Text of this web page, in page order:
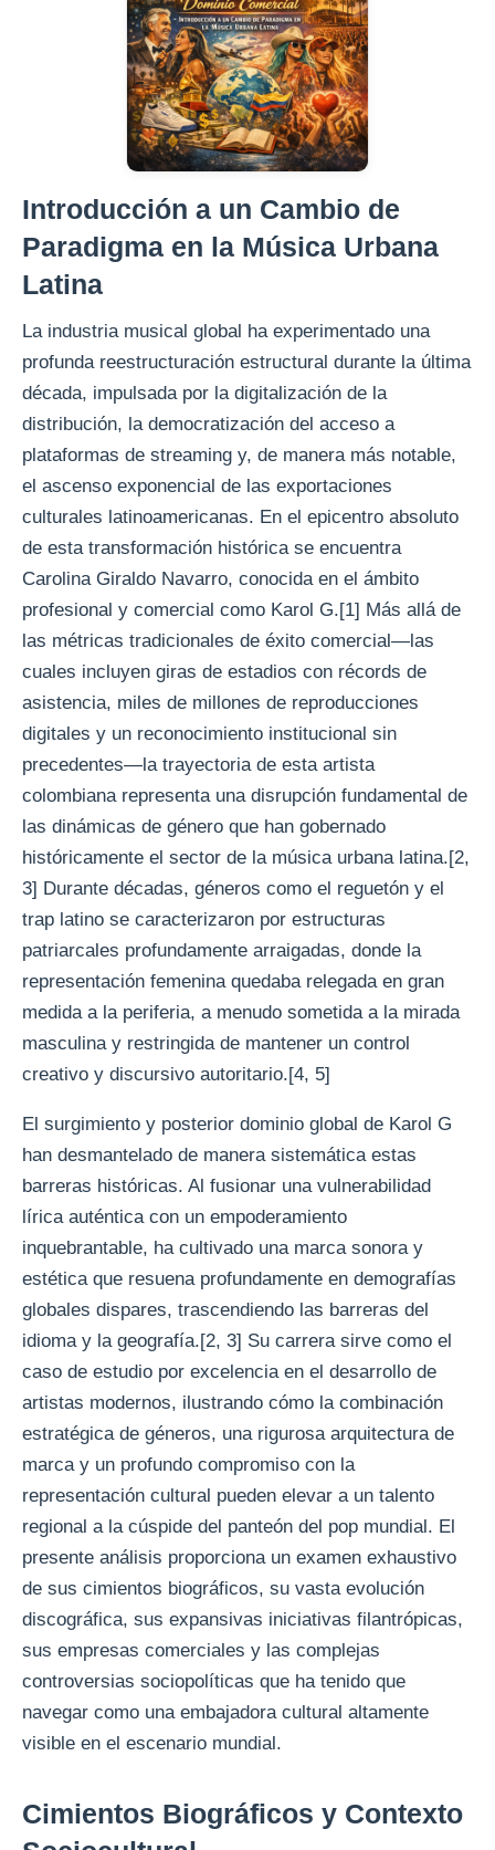
Introducción a un Cambio de
Paradigma en la Música Urbana
Latina
La industria musical global ha experimentado una
profunda reestructuración estructural durante la última
década, impulsada por la digitalización de la
distribución, la democratización del acceso a
plataformas de streaming y, de manera más notable,
el ascenso exponencial de las exportaciones
culturales latinoamericanas. En el epicentro absoluto
de esta transformación histórica se encuentra
Carolina Giraldo Navarro, conocida en el ámbito
profesional y comercial como Karol G.[1] Más allá de
las métricas tradicionales de éxito comercial—las
cuales incluyen giras de estadios con récords de
asistencia, miles de millones de reproducciones
digitales y un reconocimiento institucional sin
precedentes—la trayectoria de esta artista
colombiana representa una disrupción fundamental de
las dinámicas de género que han gobernado
históricamente el sector de la música urbana latina.[2,
3] Durante décadas, géneros como el reguetón y el
trap latino se caracterizaron por estructuras
patriarcales profundamente arraigadas, donde la
representación femenina quedaba relegada en gran
medida a la periferia, a menudo sometida a la mirada
masculina y restringida de mantener un control
creativo y discursivo autoritario.[4, 5]
El surgimiento y posterior dominio global de Karol G
han desmantelado de manera sistemática estas
barreras históricas. Al fusionar una vulnerabilidad
lírica auténtica con un empoderamiento
inquebrantable, ha cultivado una marca sonora y
estética que resuena profundamente en demografías
globales dispares, trascendiendo las barreras del
idioma y la geografía.[2, 3] Su carrera sirve como el
caso de estudio por excelencia en el desarrollo de
artistas modernos, ilustrando cómo la combinación
estratégica de géneros, una rigurosa arquitectura de
marca y un profundo compromiso con la
representación cultural pueden elevar a un talento
regional a la cúspide del panteón del pop mundial. El
presente análisis proporciona un examen exhaustivo
de sus cimientos biográficos, su vasta evolución
discográfica, sus expansivas iniciativas filantrópicas,
sus empresas comerciales y las complejas
controversias sociopolíticas que ha tenido que
navegar como una embajadora cultural altamente
visible en el escenario mundial.
Cimientos Biográficos y Contexto